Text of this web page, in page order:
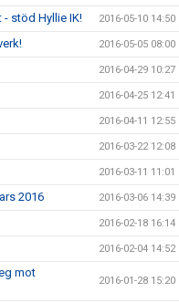
stöd Hyllie IK! 2016-05-10 14:50
2016-05-05 08:00
2016-04-29 10:27
2016-04-25 12:41
2016-04-11 12:55
2016-03-22 12:08
2016-03-11 11:01
2016 2016-03-06 14:39
2016-02-18 16:14
2016-02-04 14:52
mot
2016-01-28 15:20